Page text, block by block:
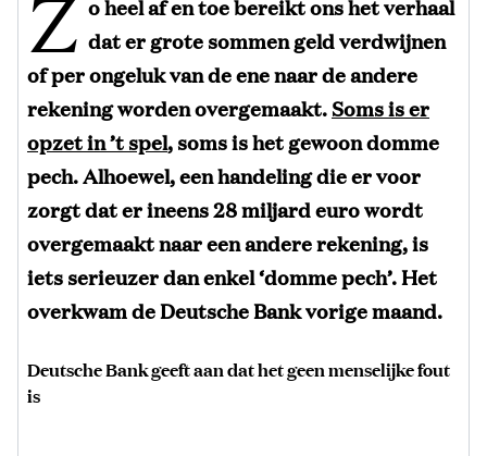
o heel af en toe bereikt ons het verhaal
dat er grote sommen geld verdwijnen
of per ongeluk van de ene naar de andere
rekening worden overgemaakt.Soms is er
opzet in ’t spel, soms is het gewoon domme
pech. Alhoewel, een handeling die er voor
zorgt dat er ineens 28 miljard euro wordt
overgemaakt naar een andere rekening, is
iets serieuzer dan enkel ‘domme pech’. Het
overkwam de Deutsche Bank vorige maand.
Deutsche Bank geeft aan dat het geen menselijke fout
is